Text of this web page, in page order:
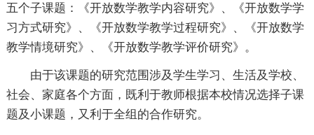
五个子课题：《开放数学教学内容研究》、《开放数学学
习方式研究》、《开放数学教学过程研究》、《开放数学
教学情境研究》、《开放数学教学评价研究》。
由于该课题的研究范围涉及学生学习、生活及学校、
社会、家庭各个方面，既利于教师根据本校情况选择子课
题及小课题，又利于全组的合作研究。